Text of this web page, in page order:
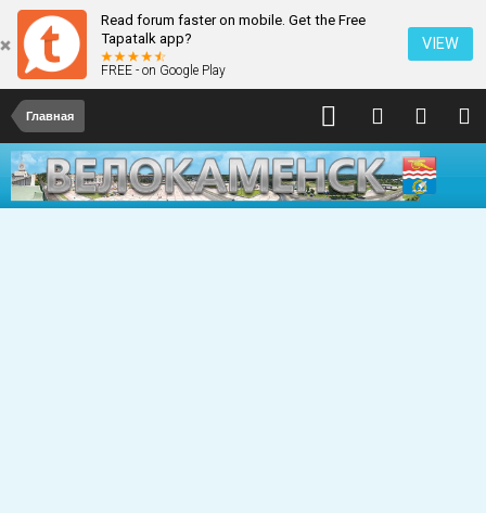
Read forum faster on mobile. Get the Free
Tapatalk app?
FREE - on Google Play
VIEW
Главная